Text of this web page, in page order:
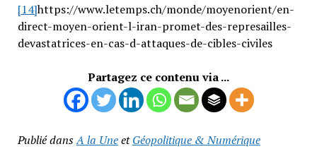
[14]https://www.letemps.ch/monde/moyenorient/en-
direct-moyen-orient-l-iran-promet-des-represailles-
devastatrices-en-cas-d-attaques-de-cibles-civiles
Partagez ce contenu via ...
Publié dansA la UneetGéopolitique & Numérique